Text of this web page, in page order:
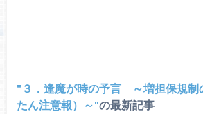
３．逢魔が時の予言 ～増担保規制
たん注意報）～ の最新記事